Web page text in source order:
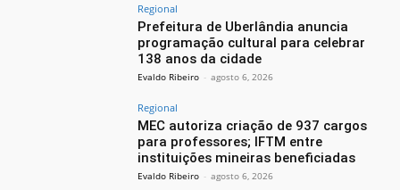
Regional
Prefeitura de Uberlândia anuncia
programação cultural para celebrar
138 anos da cidade
Evaldo Ribeiro - agosto 6, 2026
Regional
MEC autoriza criação de 937 cargos
para professores; IFTM entre
instituições mineiras beneficiadas
Evaldo Ribeiro - agosto 6, 2026